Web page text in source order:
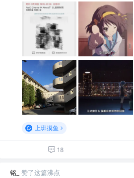
上班摸鱼
18
铭_ 赞了这篇沸点